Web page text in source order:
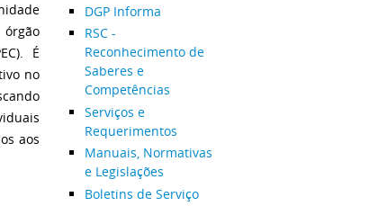
É
no
aos
DGP Informa
RSC -
Reconhecimento de
Saberes e
Competências
Serviços e
Requerimentos
Manuais, Normativas
e Legislações
Boletins de Serviço